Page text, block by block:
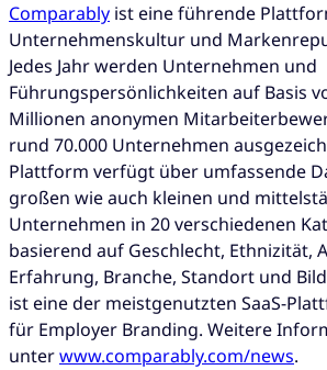
Comparably ist eine führende
Unternehmenskultur und
Jedes Jahr werden Unternehmen und
Führungspersönlichkeiten auf Basis
Millionen anonymen
rund 70.000 Unternehmen
Plattform verfügt über umfassende
großen wie auch kleinen und
Unternehmen in 20 verschiedenen
basierend auf Geschlecht, Ethnizität,
Erfahrung, Branche, Standort und
ist eine der meistgenutzten SaaS-
für Employer Branding. Weitere
unterwww.comparably.com/news.